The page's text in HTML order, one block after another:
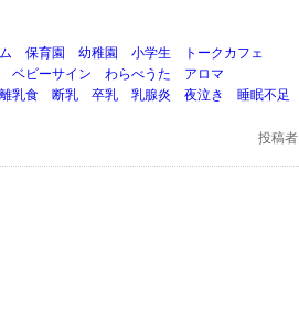
保育園 幼稚園 小学生 トークカフェ
ベビーサイン わらべうた アロマ
食 断乳 卒乳 乳腺炎 夜泣き 睡眠不足
投稿者